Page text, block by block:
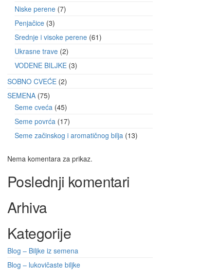
Niske perene 7
Penjačice 3
Srednje i visoke perene 61
Ukrasne trave 2
VODENE BILJKE 3
SOBNO CVEĆE 2
SEMENA 75
Seme cveća 45
Seme povrća 17
Seme začinskog i aromatičnog bilja 13
Nema komentara za prikaz.
Poslednji komentari
Arhiva
Kategorije
Blog – Biljke iz semena
Blog – lukovičaste biljke